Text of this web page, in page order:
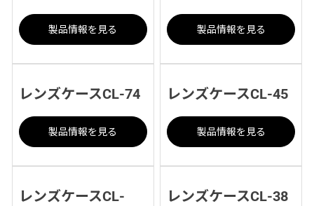
製品情報を見る 製品情報を見る
レンズケースCL-74
製品情報を見る
レンズケースCL-45
製品情報を見る
レンズケースCL-
レンズケースCL-38